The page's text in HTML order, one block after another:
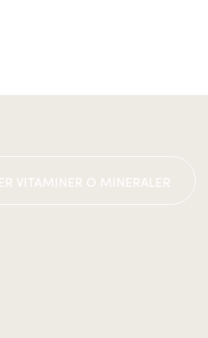
VITAMINER O MINERALER